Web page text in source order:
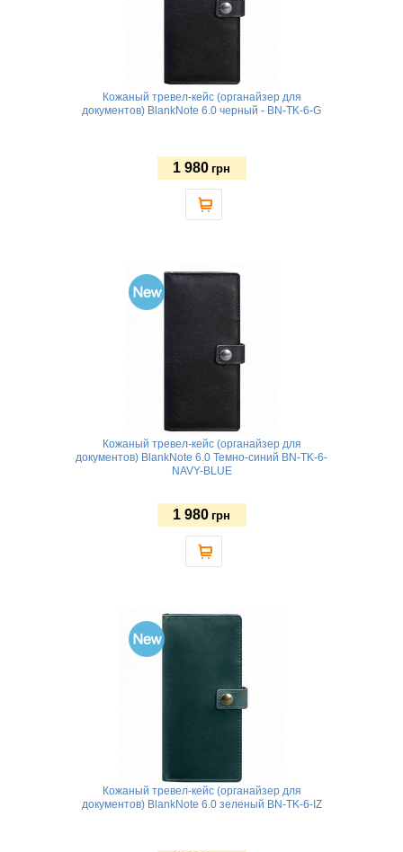
Кожаный тревел-кейс (органайзер для
документов) BlankNote 6.0 черный - BN-TK-6-G
1 980 грн
Кожаный тревел-кейс (органайзер для
документов) BlankNote 6.0 Темно-синий BN-TK-6-
NAVY-BLUE
1 980 грн
Кожаный тревел-кейс (органайзер для
документов) BlankNote 6.0 зеленый BN-TK-6-IZ